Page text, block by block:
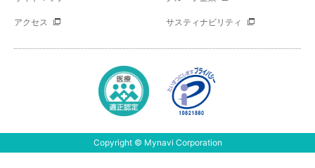
アクセス サスティナビリティ
Copyright © Mynavi Corporation